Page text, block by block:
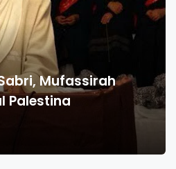
Mufassirah
Palestina